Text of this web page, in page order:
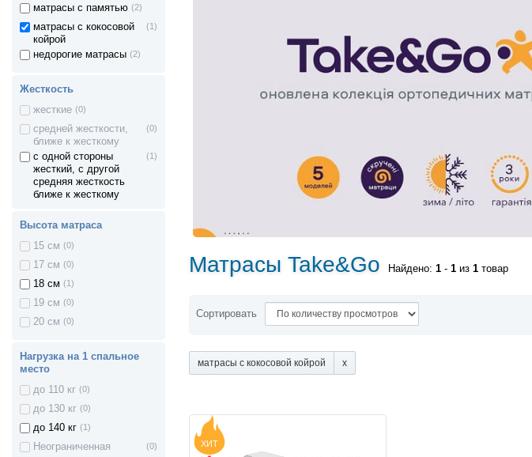
матрасы с памятью (2)
матрасы с кокосовой
койрой
(1)
недорогие матрасы (2)
Жесткость
жесткие (0)
средней жесткости,
ближе к жесткому
(0)
с одной стороны
жесткий, с другой
средняя жесткость
ближе к жесткому
(1)
Высота матраса
15 см (0)
17 см (0)
18 см (1)
19 см (0)
20 см (0)
Нагрузка на 1 спальное
место
до 110 кг (0)
до 130 кг (0)
до 140 кг (1)
Неограниченная
(0)
Матрасы Take&Go Найдено: 1 - 1 из 1 товар
Сортировать
матрасы с кокосовой койрой
ХИТ